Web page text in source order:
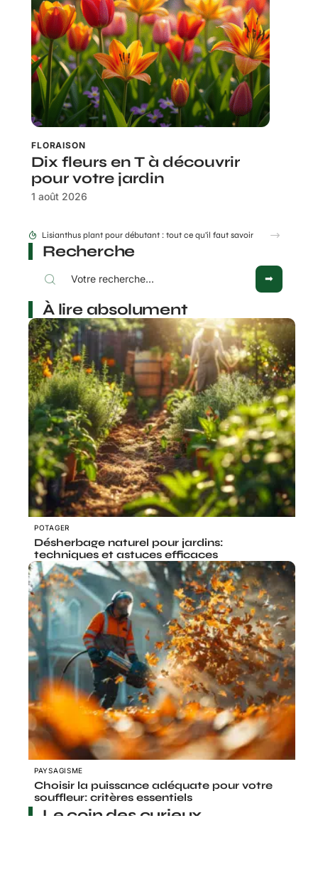
FLORAISON
Dix fleurs en T à découvrir
pour votre jardin
1 août 2026
Lisianthus plant pour débutant : tout ce qu’il faut savoir
Recherche
À lire absolument
POTAGER
Désherbage naturel pour jardins:
techniques et astuces efficaces
PAYSAGISME
Choisir la puissance adéquate pour votre
souffleur: critères essentiels
Le coin des curieux